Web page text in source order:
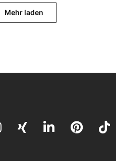
Mehr laden